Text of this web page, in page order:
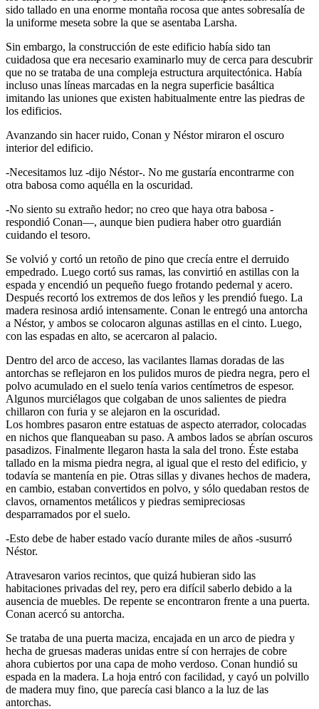
sido tallado en una enorme montaña rocosa que antes sobresalía de
la uniforme meseta sobre la que se asentaba Larsha.
Sin embargo, la construcción de este edificio había sido tan
cuidadosa que era necesario examinarlo muy de cerca para descubrir
que no se trataba de una compleja estructura arquitectónica. Había
incluso unas líneas marcadas en la negra superficie basáltica
imitando las uniones que existen habitualmente entre las piedras de
los edificios.
Avanzando sin hacer ruido, Conan y Néstor miraron el oscuro
interior del edificio.
-Necesitamos luz -dijo Néstor-. No me gustaría encontrarme con
otra babosa como aquélla en la oscuridad.
-No siento su extraño hedor; no creo que haya otra babosa -
respondió Conan—, aunque bien pudiera haber otro guardián
cuidando el tesoro.
Se volvió y cortó un retoño de pino que crecía entre el derruido
empedrado. Luego cortó sus ramas, las convirtió en astillas con la
espada y encendió un pequeño fuego frotando pedernal y acero.
Después recortó los extremos de dos leños y les prendió fuego. La
madera resinosa ardió intensamente. Conan le entregó una antorcha
a Néstor, y ambos se colocaron algunas astillas en el cinto. Luego,
con las espadas en alto, se acercaron al palacio.
Dentro del arco de acceso, las vacilantes llamas doradas de las
antorchas se reflejaron en los pulidos muros de piedra negra, pero el
polvo acumulado en el suelo tenía varios centímetros de espesor.
Algunos murciélagos que colgaban de unos salientes de piedra
chillaron con furia y se alejaron en la oscuridad.
Los hombres pasaron entre estatuas de aspecto aterrador, colocadas
en nichos que flanqueaban su paso. A ambos lados se abrían oscuros
pasadizos. Finalmente llegaron hasta la sala del trono. Éste estaba
tallado en la misma piedra negra, al igual que el resto del edificio, y
todavía se mantenía en pie. Otras sillas y divanes hechos de madera,
en cambio, estaban convertidos en polvo, y sólo quedaban restos de
clavos, ornamentos metálicos y piedras semipreciosas
desparramados por el suelo.
-Esto debe de haber estado vacío durante miles de años -susurró
Néstor.
Atravesaron varios recintos, que quizá hubieran sido las
habitaciones privadas del rey, pero era difícil saberlo debido a la
ausencia de muebles. De repente se encontraron frente a una puerta.
Conan acercó su antorcha.
Se trataba de una puerta maciza, encajada en un arco de piedra y
hecha de gruesas maderas unidas entre sí con herrajes de cobre
ahora cubiertos por una capa de moho verdoso. Conan hundió su
espada en la madera. La hoja entró con facilidad, y cayó un polvillo
de madera muy fino, que parecía casi blanco a la luz de las
antorchas.